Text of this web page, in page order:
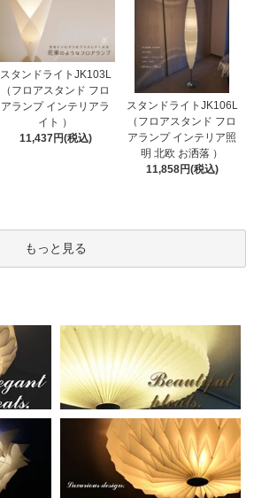
スタンドライトJK103L
（フロアスタンド フロ
アランプ インテリアラ
イト ）
11,437円(税込)
スタンドライトJK106L
（フロアスタンド フロ
アランプ インテリア照
明 北欧 お洒落 ）
11,858円(税込)
もっと見る